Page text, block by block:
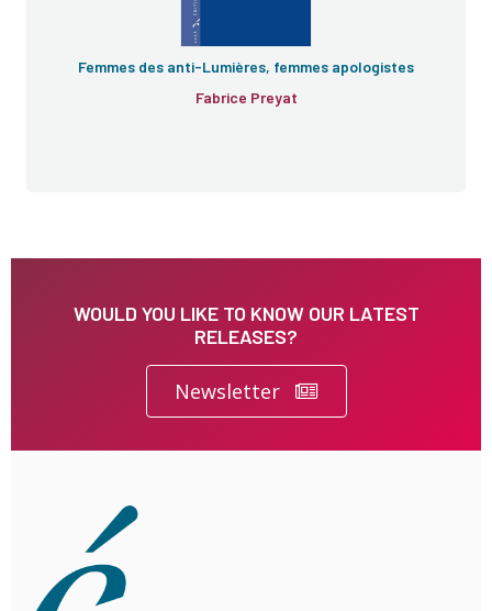
Femmes des anti-Lumières, femmes apologistes
Fabrice Preyat
WOULD YOU LIKE TO KNOW OUR LATEST
RELEASES?
Newsletter